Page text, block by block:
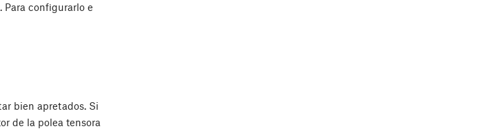
configurarlo e
bien apretados. Si
de la polea tensora